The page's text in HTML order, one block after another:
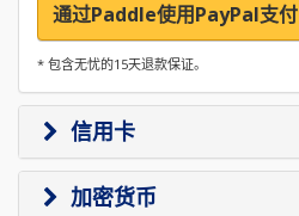
通过Paddle使用PayPal支付
* 包含无忧的15天退款保证。
信用卡
加密货币